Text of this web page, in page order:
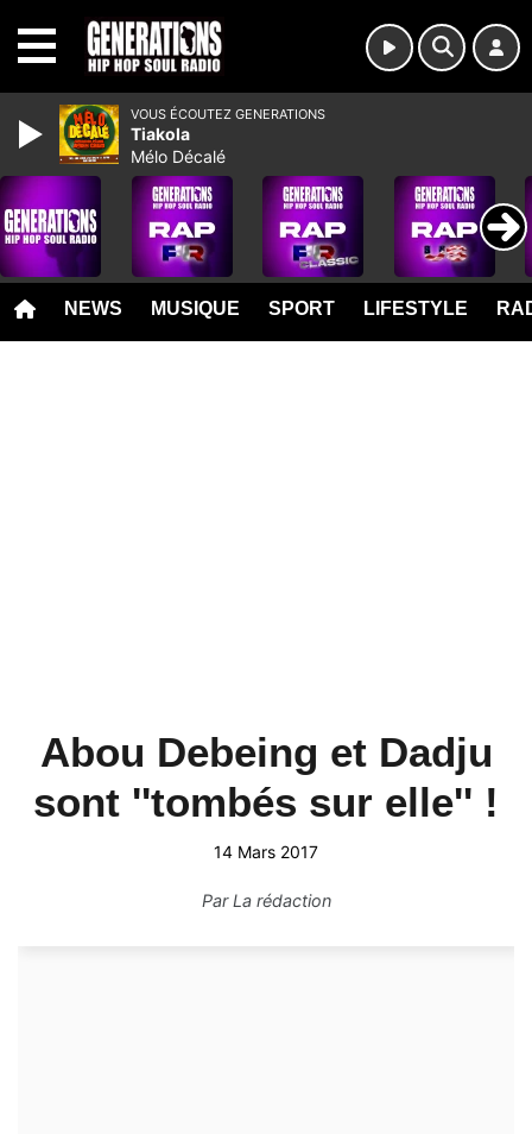
NEWS MUSIQUE SPORT LIFESTYLE
Abou Debeing et Dadju
sont ''tombés sur elle'' !
14 Mars 2017
ParLa rédaction
VOUS ÉCOUTEZ GENERATIONS
Tiakola
Mélo Décalé